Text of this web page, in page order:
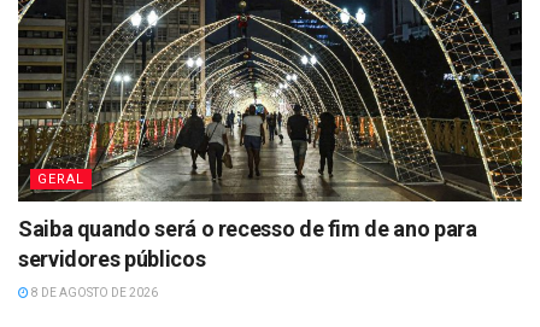
GERAL
Saiba quando será o recesso de fim de ano para
servidores públicos
8 DE AGOSTO DE 2026